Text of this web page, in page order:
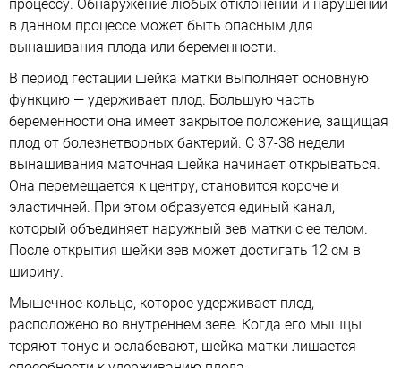
процессу. Обнаружение любых отклонений и нарушений
в данном процессе может быть опасным для
вынашивания плода или беременности.
В период гестации шейка матки выполняет основную
функцию — удерживает плод. Большую часть
беременности она имеет закрытое положение, защищая
плод от болезнетворных бактерий. С 37-38 недели
вынашивания маточная шейка начинает открываться.
Она перемещается к центру, становится короче и
эластичней. При этом образуется единый канал,
который объединяет наружный зев матки с ее телом.
После открытия шейки зев может достигать 12 см в
ширину.
Мышечное кольцо, которое удерживает плод,
расположено во внутреннем зеве. Когда его мышцы
теряют тонус и ослабевают, шейка матки лишается